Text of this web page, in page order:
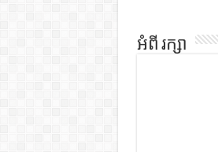
អំពី រក្សា